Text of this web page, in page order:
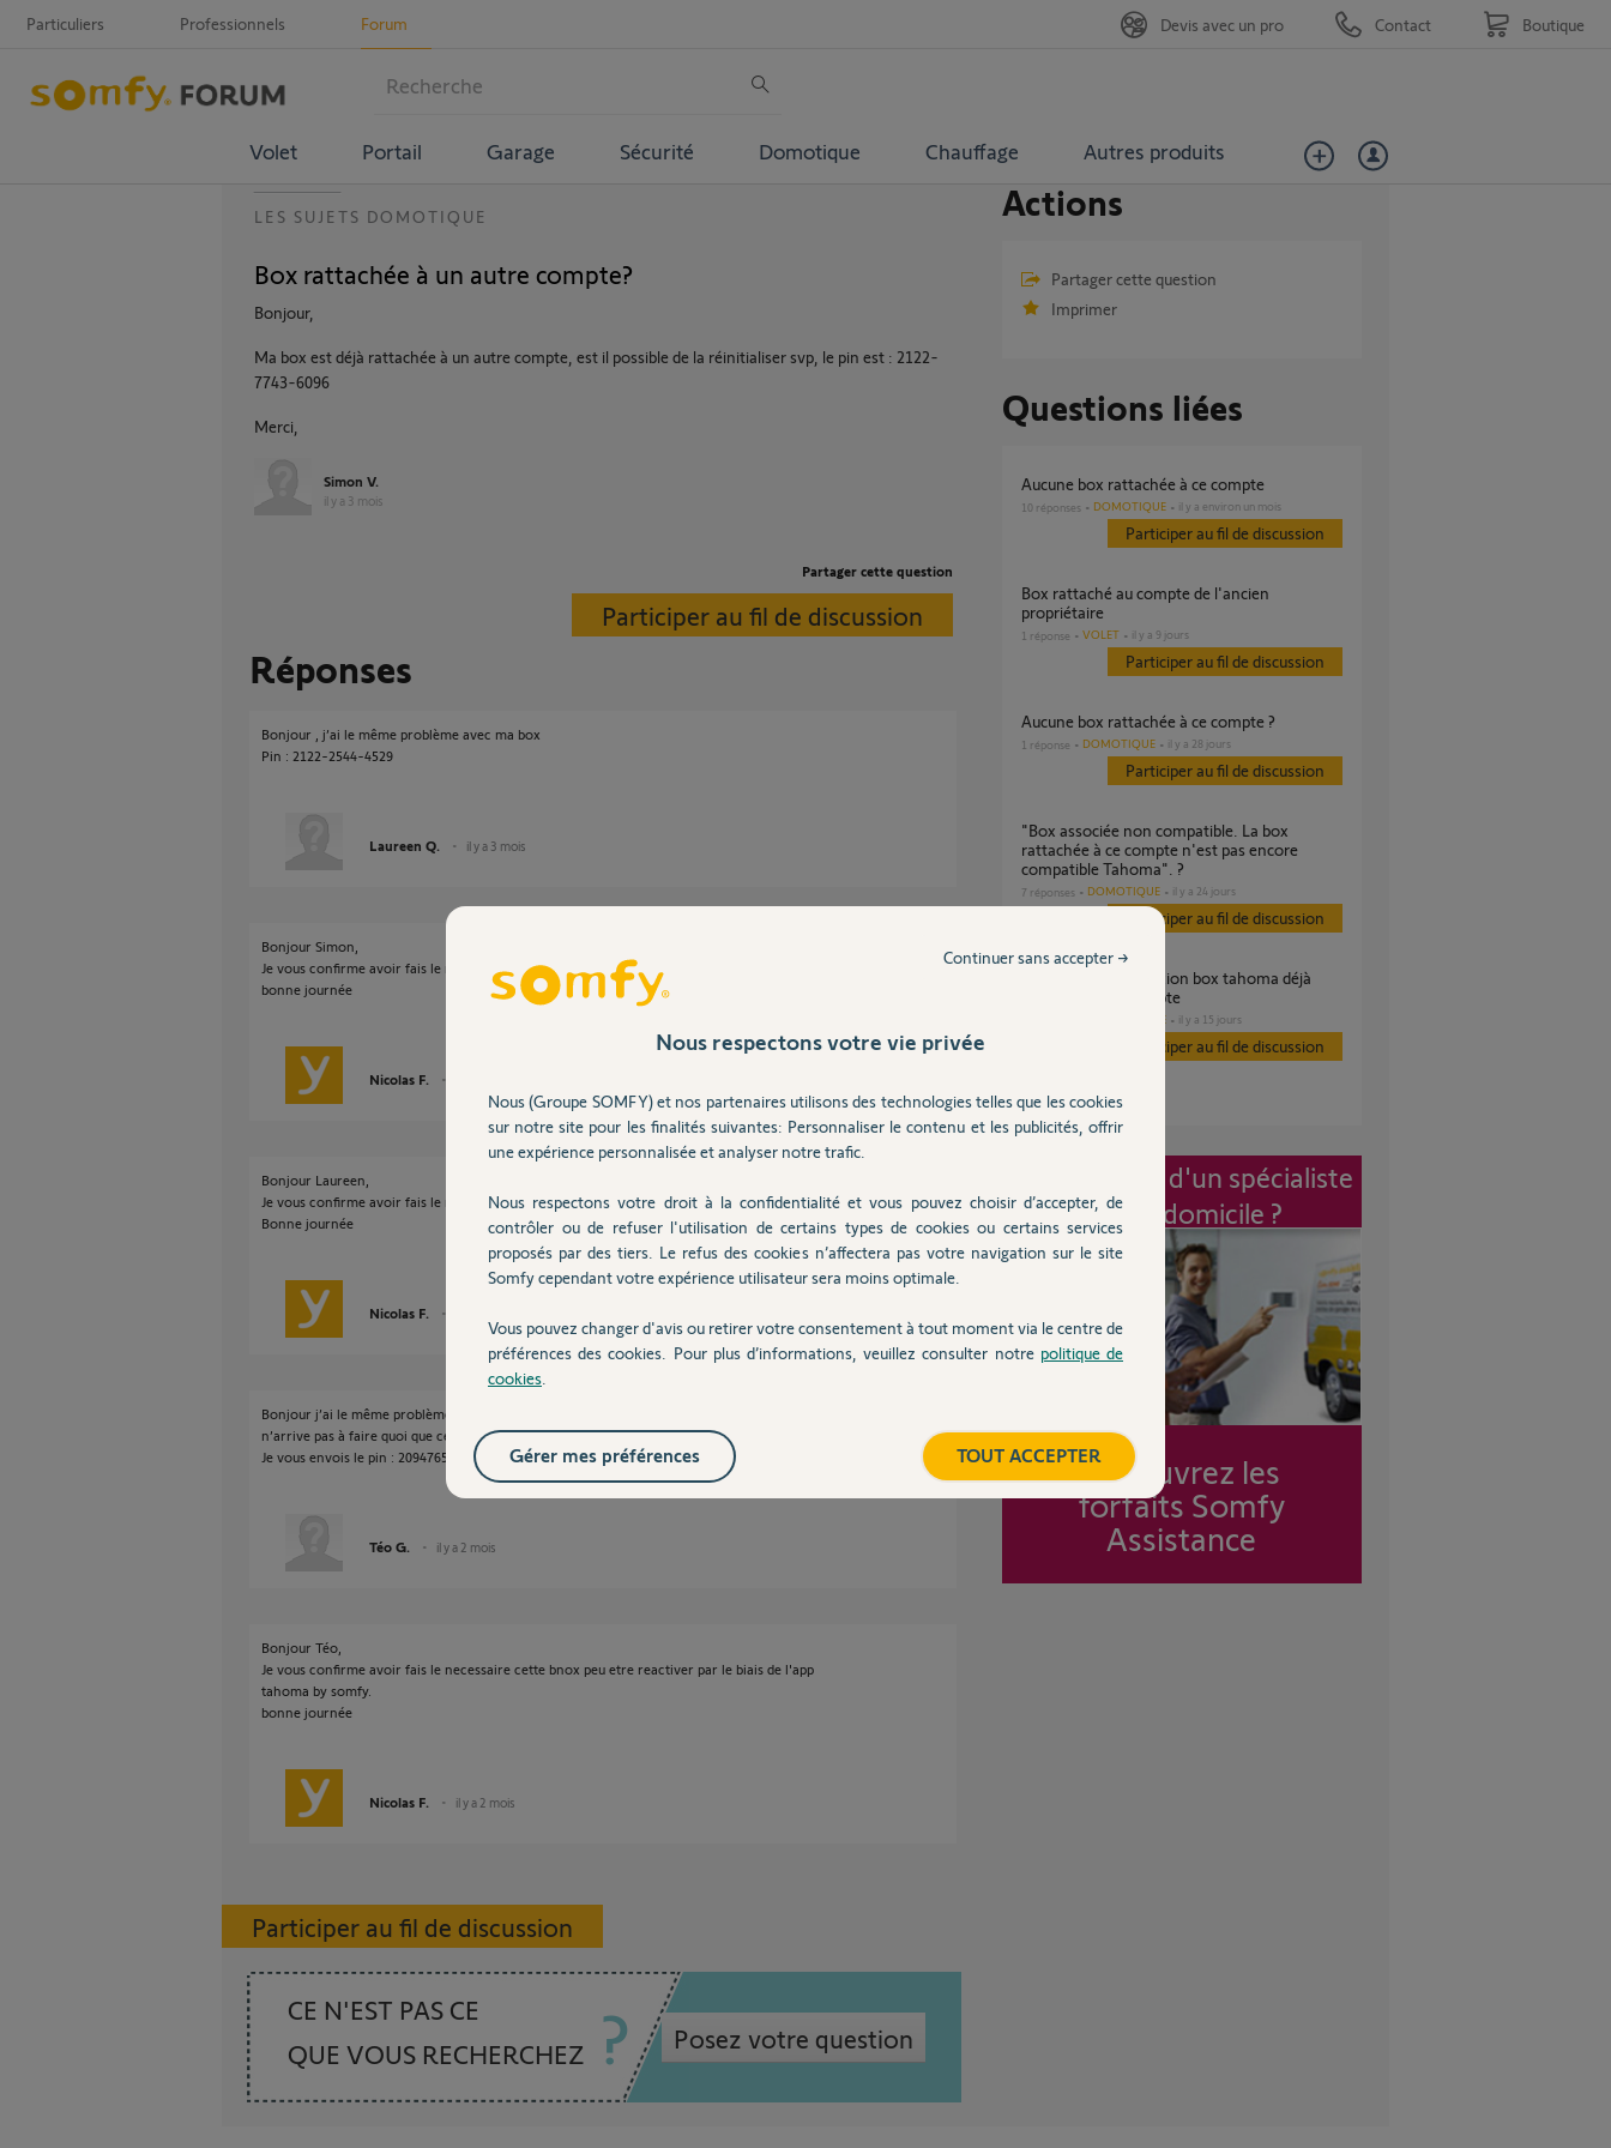
Particuliers Professionnels Forum
Volet Portail Garage Sécurité Domotique Chauffage Autres produits
Devis avec un pro Contact Boutique
LES SUJETS DOMOTIQUE
Box rattachée à un autre compte?
Bonjour,
Ma box est déjà rattachée à un autre compte, est il possible de la réinitialiser svp, le pin est : 2122-
7743-6096
Merci,
Simon V.
il y a 3 mois
Partager cette question
Participer au fil de discussion
Réponses
Bonjour , j’ai le même problème avec ma box
Pin : 2122-2544-4529
Laureen Q. il y a 3 mois
Bonjour Simon,
Je vous confirme avoir fais le necessaire.
bonne journée
Nicolas F.
Bonjour Laureen,
Je vous confirme avoir fais le necessaire.
Bonne journée
Nicolas F.
Bonjour j’ai le même problème sur ma box tout juste installé par mon constructeur et je
n’arrive pas à faire quoi que ce soit elle m’affiche qu’elle est déjà associé à un compte..
Je vous envois le pin : 209476500566
Téo G. il y a 2 mois
Bonjour Téo,
Je vous confirme avoir fais le necessaire cette bnox peu etre reactiver par le biais de l'app
tahoma by somfy.
bonne journée
Nicolas F. il y a 2 mois
Participer au fil de discussion
CE N'EST PAS CE
QUE VOUS RECHERCHEZ
Posez votre question
Actions
Partager cette question
Imprimer
Questions liées
aucune box rattachée à ce compte
10 réponses DOMOTIQUE il y a environ un mois
Participer au fil de discussion
Box rattaché au compte de l'ancien
propriétaire
1 réponse VOLET il y a 9 jours
Participer au fil de discussion
Aucune box rattachée à ce compte ?
1 réponse DOMOTIQUE il y a 28 jours
Participer au fil de discussion
"Box associée non compatible. La box
rattachée à ce compte n'est pas encore
compatible Tahoma". ?
7 réponses DOMOTIQUE il y a 24 jours
Participer au fil de discussion
rattachée a un compte
DOMOTIQUE il y a 15 jours
Participer au fil de discussion
Intervention d'un spécialiste
à mon domicile ?
Découvrez les
forfaits Somfy
Assistance
Nous respectons votre vie privée
Nous (Groupe SOMFY) et nos partenaires utilisons des technologies telles que les cookies
sur notre site pour les finalités suivantes: Personnaliser le contenu et les publicités, offrir
une expérience personnalisée et analyser notre trafic.
Nous respectons votre droit à la confidentialité et vous pouvez choisir d’accepter, de
contrôler ou de refuser l'utilisation de certains types de cookies ou certains services
proposés par des tiers. Le refus des cookies n’affectera pas votre navigation sur le site
Somfy cependant votre expérience utilisateur sera moins optimale.
Vous pouvez changer d'avis ou retirer votre consentement à tout moment via le centre de
préférences des cookies. Pour plus d’informations, veuillez consulter notre politique de
cookies
Continuer sans accepter →
TOUT ACCEPTER
Gérer mes préférences